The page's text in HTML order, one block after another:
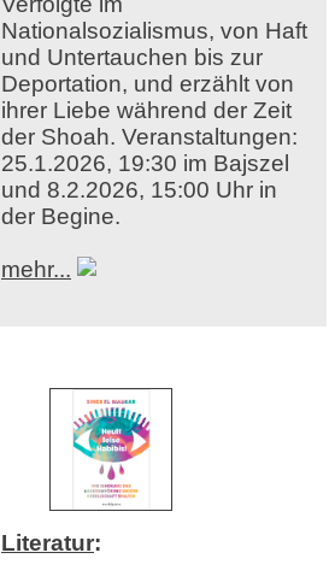
Nationalsozialismus, von Haft
und Untertauchen bis zur
Deportation, und erzählt von
ihrer Liebe während der Zeit
der Shoah. Veranstaltungen:
25.1.2026, 19:30 im Bajszel
und 8.2.2026, 15:00 Uhr in
der Begine.
mehr...
Literatur: